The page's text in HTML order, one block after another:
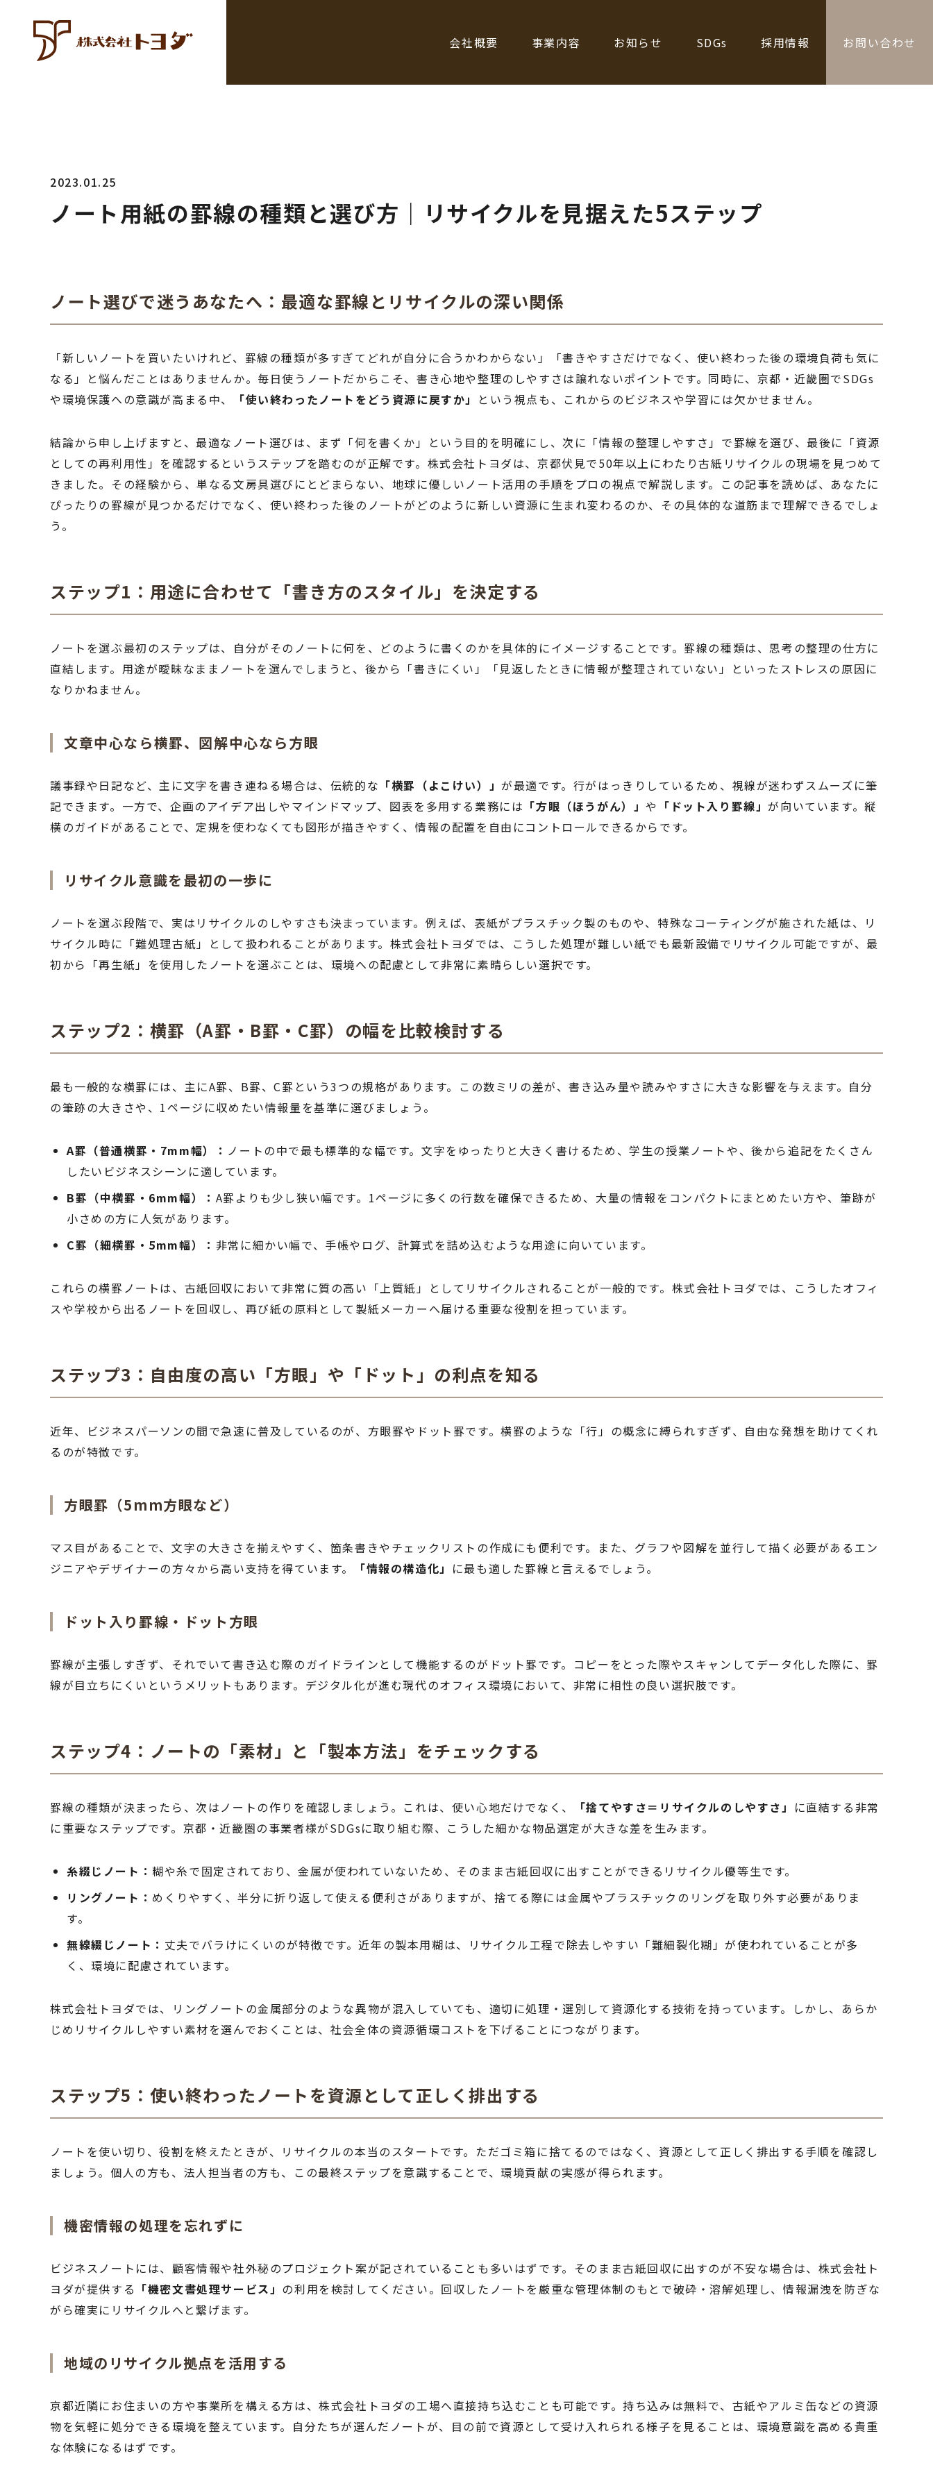
会社概要 事業内容 お知らせ SDGs 採用情報 お問い合わせ
2023.01.25
ノート用紙の罫線の種類と選び方｜リサイクルを見据えた5ステップ
ノート選びで迷うあなたへ：最適な罫線とリサイクルの深い関係
「新しいノートを買いたいけれど、罫線の種類が多すぎてどれが自分に合うかわからない」「書きやすさだけでなく、使い終わった後の環境負荷も気に
なる」と悩んだことはありませんか。毎日使うノートだからこそ、書き心地や整理のしやすさは譲れないポイントです。同時に、京都・近畿圏でSDGs
や環境保護への意識が高まる中、
「使い終わったノートをどう資源に戻すか」 という視点も、これからのビジネスや学習には欠かせません。
結論から申し上げますと、最適なノート選びは、まず「何を書くか」という目的を明確にし、次に「情報の整理しやすさ」で罫線を選び、最後に「資源
としての再利用性」を確認するというステップを踏むのが正解です。株式会社トヨダは、京都伏見で50年以上にわたり古紙リサイクルの現場を見つめて
きました。その経験から、単なる文房具選びにとどまらない、地球に優しいノート活用の手順をプロの視点で解説します。この記事を読めば、あなたに
ぴったりの罫線が見つかるだけでなく、使い終わった後のノートがどのように新しい資源に生まれ変わるのか、その具体的な道筋まで理解できるでしょ
う。
ステップ1：用途に合わせて「書き方のスタイル」を決定する
ノートを選ぶ最初のステップは、自分がそのノートに何を、どのように書くのかを具体的にイメージすることです。罫線の種類は、思考の整理の仕方に
直結します。用途が曖昧なままノートを選んでしまうと、後から「書きにくい」「見返したときに情報が整理されていない」といったストレスの原因に
なりかねません。
文章中心なら横罫、図解中心なら方眼
議事録や日記など、主に文字を書き連ねる場合は、伝統的な 「横罫（よこけい）」が最適です。行がはっきりしているため、視線が迷わずスムーズに筆
記できます。一方で、企画のアイデア出しやマインドマップ、図表を多用する業務には 「方眼（ほうがん）」や 「ドット入り罫線」が向いています。縦
横のガイドがあることで、定規を使わなくても図形が描きやすく、情報の配置を自由にコントロールできるからです。
リサイクル意識を最初の一歩に
ノートを選ぶ段階で、実はリサイクルのしやすさも決まっています。例えば、表紙がプラスチック製のものや、特殊なコーティングが施された紙は、リ
サイクル時に「難処理古紙」として扱われることがあります。株式会社トヨダでは、こうした処理が難しい紙でも最新設備でリサイクル可能ですが、最
初から「再生紙」を使用したノートを選ぶことは、環境への配慮として非常に素晴らしい選択です。
ステップ2：横罫（A罫・B罫・C罫）の幅を比較検討する
最も一般的な横罫には、主にA罫、B罫、C罫という3つの規格があります。この数ミリの差が、書き込み量や読みやすさに大きな影響を与えます。自分
の筆跡の大きさや、1ページに収めたい情報量を基準に選びましょう。
A罫（普通横罫・7mm幅）： ノートの中で最も標準的な幅です。文字をゆったりと大きく書けるため、学生の授業ノートや、後から追記をたくさん
したいビジネスシーンに適しています。
B罫（中横罫・6mm幅）： A罫よりも少し狭い幅です。1ページに多くの行数を確保できるため、大量の情報をコンパクトにまとめたい方や、筆跡が
小さめの方に人気があります。
C罫（細横罫・5mm幅）： 非常に細かい幅で、手帳やログ、計算式を詰め込むような用途に向いています。
これらの横罫ノートは、古紙回収において非常に質の高い「上質紙」としてリサイクルされることが一般的です。株式会社トヨダでは、こうしたオフィ
スや学校から出るノートを回収し、再び紙の原料として製紙メーカーへ届ける重要な役割を担っています。
ステップ3：自由度の高い「方眼」や「ドット」の利点を知る
近年、ビジネスパーソンの間で急速に普及しているのが、方眼罫やドット罫です。横罫のような「行」の概念に縛られすぎず、自由な発想を助けてくれ
るのが特徴です。
方眼罫（5mm方眼など）
マス目があることで、文字の大きさを揃えやすく、箇条書きやチェックリストの作成にも便利です。また、グラフや図解を並行して描く必要があるエン
ジニアやデザイナーの方々から高い支持を得ています。
「情報の構造化」 に最も適した罫線と言えるでしょう。
ドット入り罫線・ドット方眼
罫線が主張しすぎず、それでいて書き込む際のガイドラインとして機能するのがドット罫です。コピーをとった際やスキャンしてデータ化した際に、罫
線が目立ちにくいというメリットもあります。デジタル化が進む現代のオフィス環境において、非常に相性の良い選択肢です。
ステップ4：ノートの「素材」と「製本方法」をチェックする
罫線の種類が決まったら、次はノートの作りを確認しましょう。これは、使い心地だけでなく、 「捨てやすさ＝リサイクルのしやすさ」 に直結する非常
に重要なステップです。京都・近畿圏の事業者様がSDGsに取り組む際、こうした細かな物品選定が大きな差を生みます。
糸綴じノート： 糊や糸で固定されており、金属が使われていないため、そのまま古紙回収に出すことができるリサイクル優等生です。
リングノート： めくりやすく、半分に折り返して使える便利さがありますが、捨てる際には金属やプラスチックのリングを取り外す必要がありま
す。
無線綴じノート： 丈夫でバラけにくいのが特徴です。近年の製本用糊は、リサイクル工程で除去しやすい「難細裂化糊」が使われていることが多
く、環境に配慮されています。
株式会社トヨダでは、リングノートの金属部分のような異物が混入していても、適切に処理・選別して資源化する技術を持っています。しかし、あらか
じめリサイクルしやすい素材を選んでおくことは、社会全体の資源循環コストを下げることにつながります。
ステップ5：使い終わったノートを資源として正しく排出する
ノートを使い切り、役割を終えたときが、リサイクルの本当のスタートです。ただゴミ箱に捨てるのではなく、資源として正しく排出する手順を確認し
ましょう。個人の方も、法人担当者の方も、この最終ステップを意識することで、環境貢献の実感が得られます。
機密情報の処理を忘れずに
ビジネスノートには、顧客情報や社外秘のプロジェクト案が記されていることも多いはずです。そのまま古紙回収に出すのが不安な場合は、株式会社ト
ヨダが提供する 「機密文書処理サービス」 の利用を検討してください。回収したノートを厳重な管理体制のもとで破砕・溶解処理し、情報漏洩を防ぎな
がら確実にリサイクルへと繋げます。
地域のリサイクル拠点を活用する
京都近隣にお住まいの方や事業所を構える方は、株式会社トヨダの工場へ直接持ち込むことも可能です。持ち込みは無料で、古紙やアルミ缶などの資源
物を気軽に処分できる環境を整えています。自分たちが選んだノートが、目の前で資源として受け入れられる様子を見ることは、環境意識を高める貴重
な体験になるはずです。